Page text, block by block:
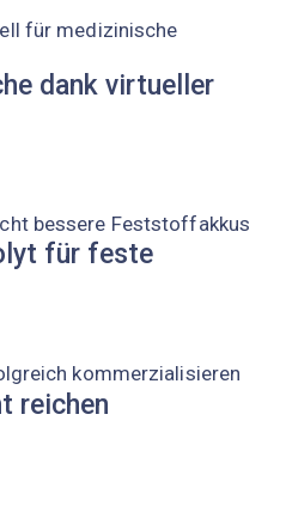
für medizinische
dank virtueller
bessere Feststoffakkus
für feste
kommerzialisieren
reichen